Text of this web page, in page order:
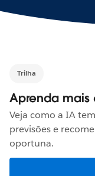
Trilha
Aprenda mais
Veja como a IA
previsões e
oportuna.